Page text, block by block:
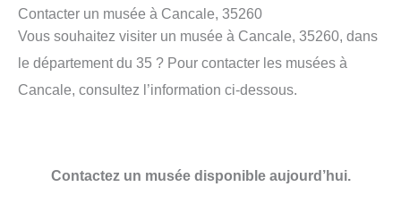
Contacter un musée à Cancale, 35260
Vous souhaitez visiter un musée à Cancale, 35260, dans
le département du 35 ? Pour contacter les musées à
Cancale, consultez l’information ci-dessous.
Contactez un musée disponible aujourd’hui.